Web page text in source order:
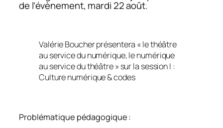
de l’évènement, mardi 22 août.
Valérie Boucher présentera « le théâtre
au service du numérique, le numérique
au service du théâtre » sur la session I :
Culture numérique & codes
Problématique pédagogique :